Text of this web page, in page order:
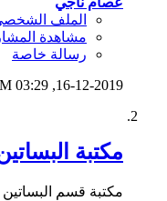
الملف
مشاهدة
رسالة خاصة
16-12-2019,
03:29 PM
مكتبة
مكتبة قسم